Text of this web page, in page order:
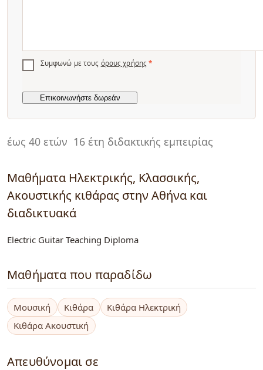
έως 40 ετών 16 έτη διδακτικής εμπειρίας
Μαθήματα Ηλεκτρικής, Kλασσικής,
Ακουστικής κιθάρας στην Αθήνα και
διαδικτυακά
Electric Guitar Teaching Diploma
Μαθήματα που παραδίδω
Μουσική Κιθάρα
Κιθάρα Ηλεκτρική
Κιθάρα Ακουστική
Απευθύνομαι σε
Συμφωνώ με τους όρους χρήσης *